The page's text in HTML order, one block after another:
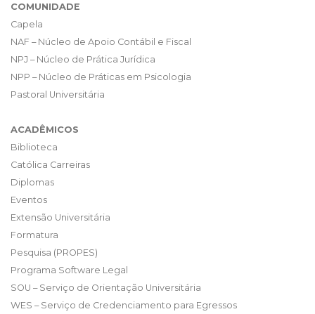
COMUNIDADE
Capela
NAF – Núcleo de Apoio Contábil e Fiscal
NPJ – Núcleo de Prática Jurídica
NPP – Núcleo de Práticas em Psicologia
Pastoral Universitária
ACADÊMICOS
Biblioteca
Católica Carreiras
Diplomas
Eventos
Extensão Universitária
Formatura
Pesquisa (PROPES)
Programa Software Legal
SOU – Serviço de Orientação Universitária
WES – Serviço de Credenciamento para Egressos